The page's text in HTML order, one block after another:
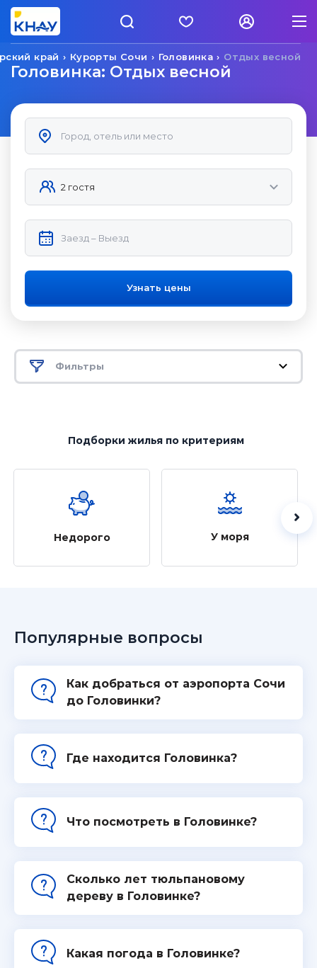
Отдых весной
Головинка
Курорты Сочи
край
Головинка: Отдых весной
Узнать цены
Фильтры
Подборки жильяпо критериям
Недорого У моря
Популярные вопросы
Как добраться от аэропорта Сочи
до Головинки?
Где находится Головинка?
Что посмотреть в Головинке?
Cколько лет тюльпановому
дереву в Головинке?
Какая погода в Головинке?